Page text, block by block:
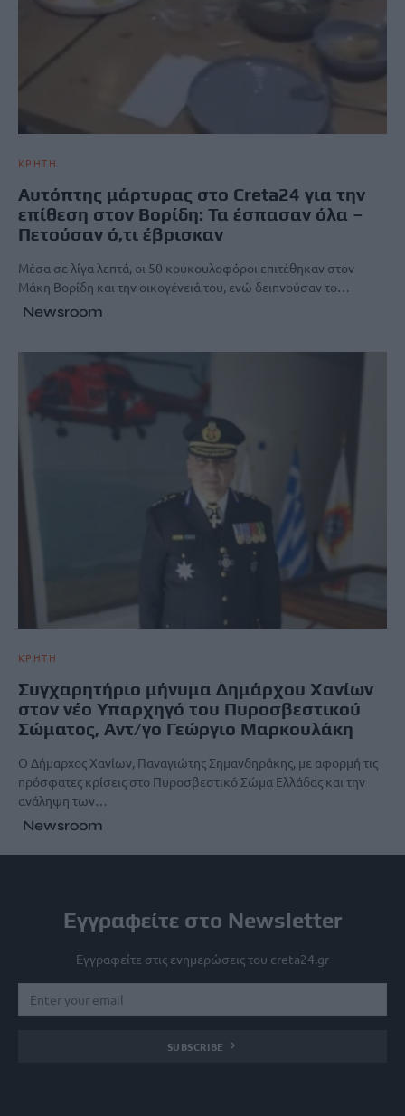
ΚΡΗΤΗ
Αυτόπτης μάρτυρας στο Creta24 για την
επίθεση στον Βορίδη: Τα έσπασαν όλα –
Πετούσαν ό,τι έβρισκαν
Μέσα σε λίγα λεπτά, οι 50 κουκουλοφόροι επιτέθηκαν στον
Μάκη Βορίδη και την οικογένειά του, ενώ δειπνούσαν το…
Newsroom
ΚΡΗΤΗ
Συγχαρητήριο μήνυμα Δημάρχου Χανίων
στον νέο Υπαρχηγό του Πυροσβεστικού
Σώματος, Αντ/γο Γεώργιο Μαρκουλάκη
Ο Δήμαρχος Χανίων, Παναγιώτης Σημανδηράκης, με αφορμή τις
πρόσφατες κρίσεις στο Πυροσβεστικό Σώμα Ελλάδας και την
ανάληψη των…
Newsroom
Εγγραφείτε στο Newsletter
Εγγραφείτε στις ενημερώσεις του creta24.gr
SUBSCRIBE